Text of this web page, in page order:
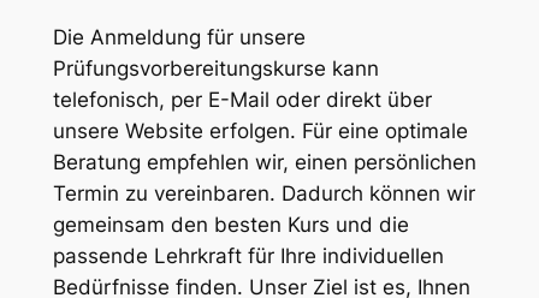
Die Anmeldung für unsere
Prüfungsvorbereitungskurse kann
telefonisch, per E-Mail oder direkt über
unsere Website erfolgen. Für eine optimale
Beratung empfehlen wir, einen persönlichen
Termin zu vereinbaren. Dadurch können wir
gemeinsam den besten Kurs und die
passende Lehrkraft für Ihre individuellen
Bedürfnisse finden. Unser Ziel ist es, Ihnen